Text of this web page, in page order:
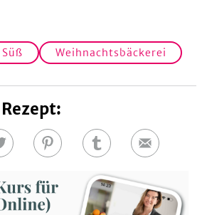
Süß Weihnachtsbäckerei
Auf
teilen
Auf
teilen
E-